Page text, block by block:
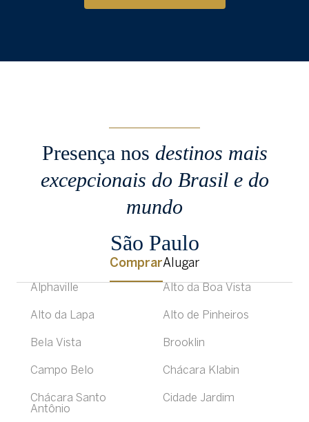
Presença nos destinos mais
excepcionais do Brasil e do
mundo
São Paulo
ComprarAlugar
Alphaville Alto da Boa Vista
Alto da Lapa Alto de Pinheiros
Bela Vista Brooklin
Campo Belo Chácara Klabin
Chácara Santo
Antônio
Cidade Jardim